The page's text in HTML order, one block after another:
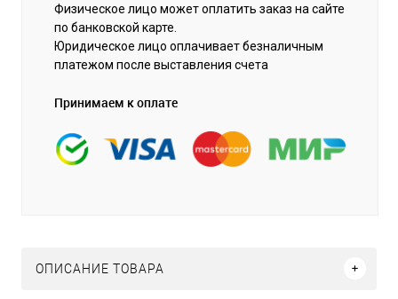
Физическое лицо может оплатить заказ на сайте
по банковской карте.
Юридическое лицо оплачивает безналичным
платежом после выставления счета
Принимаем к оплате
ОПИСАНИЕ ТОВАРА